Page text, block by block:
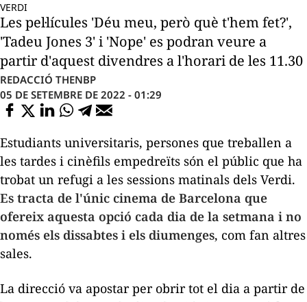
VERDI
Les pel·lícules 'Déu meu, però què t'hem fet?',
'Tadeu Jones 3' i 'Nope' es podran veure a
partir d'aquest divendres a l'horari de les 11.30
REDACCIÓ THENBP
05 DE SETEMBRE DE 2022 - 01:29
Estudiants universitaris, persones que treballen a
les tardes i cinèfils empedreïts són el públic que ha
trobat un refugi a les sessions matinals dels Verdi.
Es tracta de l'únic cinema de Barcelona que
ofereix aquesta opció cada dia de la setmana i no
només els dissabtes i els diumenges, com fan altres
sales.
La direcció va apostar per obrir tot el dia a partir de